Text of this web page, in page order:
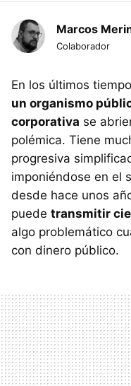
Marcos
Colaborador
En los últimos
un organismo
corporativa se
polémica. Tiene
progresiva
imponiéndose en el
desde hace unos
puede transmitir
algo problemático
con dinero público.